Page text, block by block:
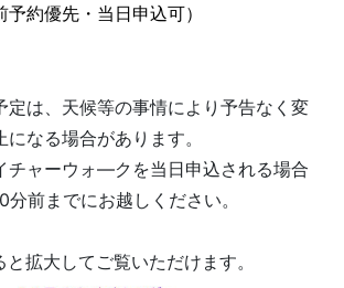
予約優先・当日申込可）
定は、天候等の事情により予告なく変
なる場合があります。
チャーウォ―クを当日申込される場合
分前までにお越しください。
拡大してご覧いただけます。